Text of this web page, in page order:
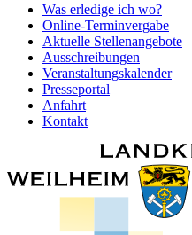
Was erledige ich wo?
Online-Terminvergabe
Aktuelle Stellenangebote
Ausschreibungen
Veranstaltungskalender
Presseportal
Anfahrt
Kontakt